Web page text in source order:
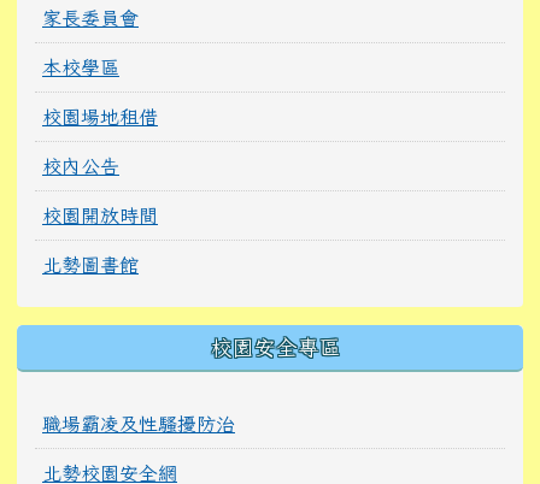
家長委員會
本校學區
校園場地租借
校內公告
校園開放時間
北勢圖書館
校園安全專區
職場霸凌及性騷擾防治
北勢校園安全網